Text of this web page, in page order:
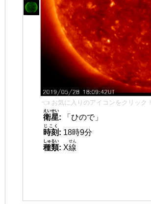
👈 お気に入りのアイコンをクリック！
衛星
えいせい
:
「ひので」
時刻
じこく
: 18時9分
種類
しゅるい
: X線
せん